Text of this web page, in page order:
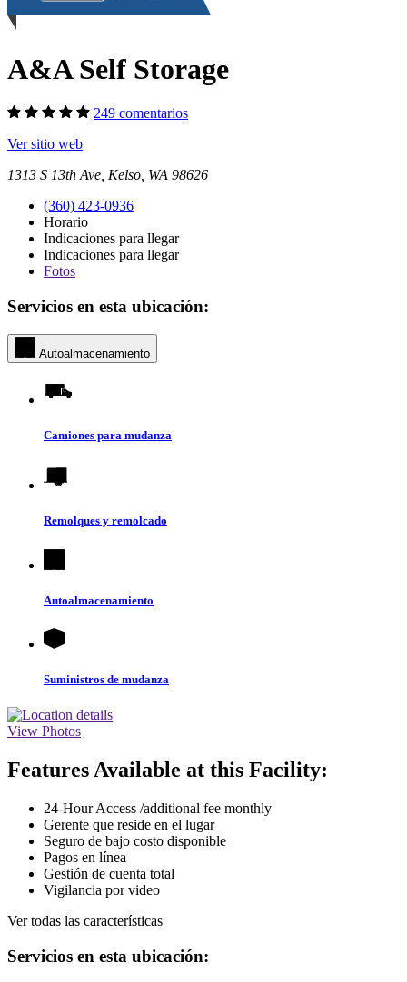
A&A Self Storage
249 comentarios
Ver sitio web
1313 S 13th Ave, Kelso, WA 98626
(360) 423-0936
Horario
Indicaciones para llegar
Indicaciones para llegar
Fotos
Servicios en esta ubicación:
Autoalmacenamiento
Camiones para mudanza
Remolques y remolcado
Autoalmacenamiento
Suministros de mudanza
View Photos
Features Available at this Facility:
24-Hour Access /additional fee monthly
Gerente que reside en el lugar
Seguro de bajo costo disponible
Pagos en línea
Gestión de cuenta total
Vigilancia por video
Ver todas las características
Servicios en esta ubicación: